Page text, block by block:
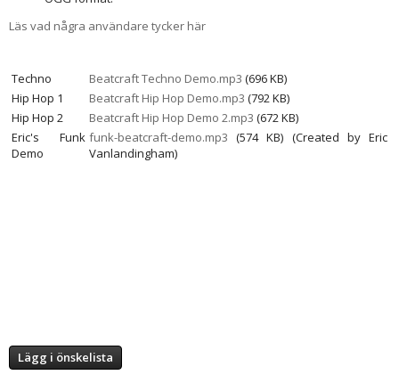
Läs vad några användare tycker här
Techno Beatcraft Techno Demo.mp3 (696 KB)
Hip Hop 1
Beatcraft Hip Hop Demo.mp3 (792 KB)
Hip Hop 2
Beatcraft Hip Hop Demo 2.mp3 (672 KB)
Eric's Funk
Demo
funk-beatcraft-demo.mp3 (574 KB) (Created by Eric
Vanlandingham)
Lägg i önskelista